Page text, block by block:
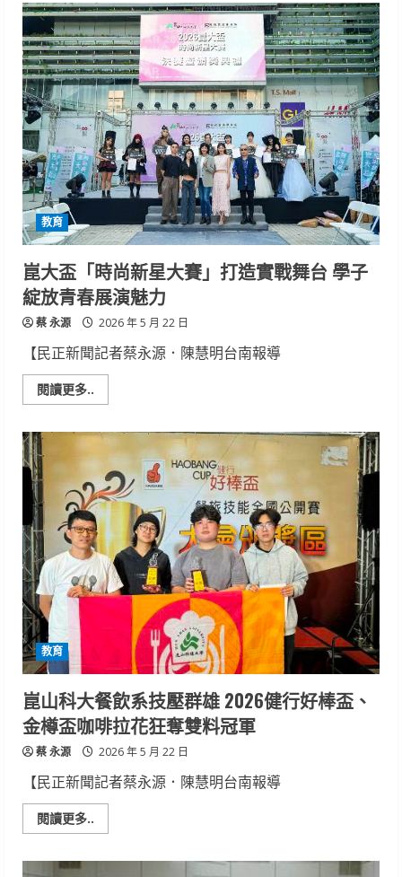
賽
學
業
雙
優
崑
山
客
大
環
工
系
陳
采
蘋
「化
為
寶」
奪
9
獎
再
錄
取
國
碩
班
教育
崑大盃「時尚新星大賽」打造實戰舞台 學子
綻放青春展演魅力
蔡 永源 2026 年 5 月 22 日
【民正新聞記者蔡永源．陳慧明台南報導
閱讀更多..
more
大
「時
尚
新
星
大
賽」
打
造
實
戰
舞
台
子
青
春
展
演
魅
力
教育
崑山科大餐飲系技壓群雄 2026健行好棒盃、
金樽盃咖啡拉花狂奪雙料冠軍
蔡 永源 2026 年 5 月 22 日
【民正新聞記者蔡永源．陳慧明台南報導
閱讀更多..
more